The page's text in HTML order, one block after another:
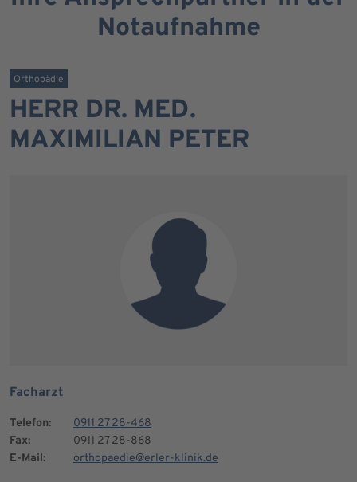
Notaufnahme
Orthopädie
HERR DR. MED.
MAXIMILIAN PETER
Facharzt
Telefon:
0911 27 28-468
Fax:
0911 27 28-868
E-Mail:
orthopaedie@erler-klinik.de